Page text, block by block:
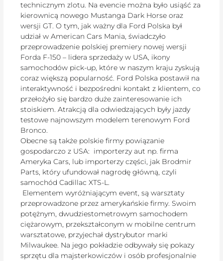
technicznym zlotu. Na evencie można było usiąść za
kierownicą nowego Mustanga Dark Horse oraz
wersji GT. O tym, jak ważny dla Ford Polska był
udział w American Cars Mania, świadczyło
przeprowadzenie polskiej premiery nowej wersji
Forda F-150 – lidera sprzedaży w USA, ikony
samochodów pick-up, które w naszym kraju zyskują
coraz większą popularność. Ford Polska postawił na
interaktywność i bezpośredni kontakt z klientem, co
przełożyło się bardzo duże zainteresowanie ich
stoiskiem. Atrakcją dla odwiedzających były jazdy
testowe najnowszym modelem terenowym Ford
Bronco.
Obecne są także polskie firmy powiązanie
gospodarczo z USA: importerzy aut np. firma
Ameryka Cars, lub importerzy części, jak Brodmir
Parts, który ufundował nagrodę główną, czyli
samochód Cadillac XTS-L.
Elementem wyróżniającym event, są warsztaty
przeprowadzone przez amerykańskie firmy. Swoim
potężnym, dwudziestometrowym samochodem
ciężarowym, przekształconym w mobilne centrum
warsztatowe, przyjechał dystrybutor marki
Milwaukee. Na jego pokładzie odbywały się pokazy
sprzętu dla majsterkowiczów i osób profesjonalnie